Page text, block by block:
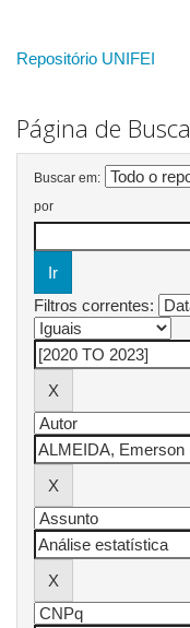
Repositório UNIFEI
Página de Busca
Buscar em:
por
Filtros correntes: